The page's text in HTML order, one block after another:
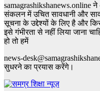
samagrashikshanews.online
संकलन में उचित सावधानी और
सूचना के उद्देश्यों के लिए है और
इसे गंभीरता से नहीं लिया जाना
हो तो हमें
news-
सुधरने का प्रयास करेंगे।